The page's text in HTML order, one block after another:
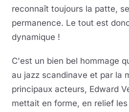
reconnaît toujours la patte,
permanence. Le tout est
dynamique !
C'est un bien bel hommage
au jazz scandinave et par la
principaux acteurs, Edward
mettait en forme, en relief